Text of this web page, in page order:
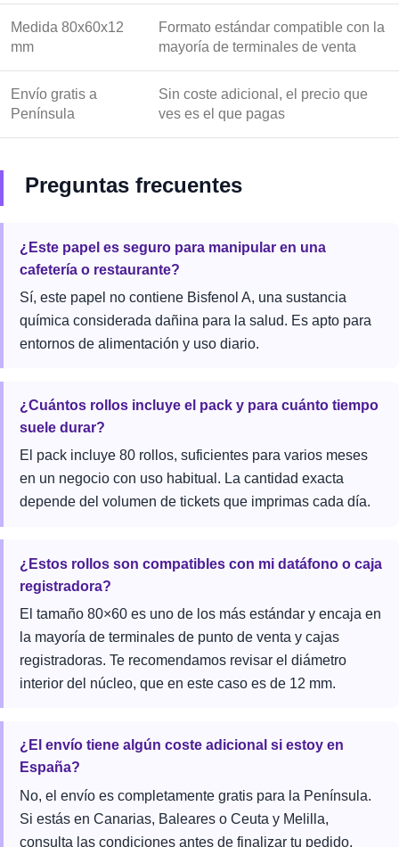
Medida 80x60x12
mm
Formato estándar compatible con la
mayoría de terminales de venta
Envío gratis a
Península
Sin coste adicional, el precio que
ves es el que pagas
Preguntas frecuentes
¿Este papel es seguro para manipular en una
cafetería o restaurante?
Sí, este papel no contiene Bisfenol A, una sustancia
química considerada dañina para la salud. Es apto para
entornos de alimentación y uso diario.
¿Cuántos rollos incluye el pack y para cuánto tiempo
suele durar?
El pack incluye 80 rollos, suficientes para varios meses
en un negocio con uso habitual. La cantidad exacta
depende del volumen de tickets que imprimas cada día.
¿Estos rollos son compatibles con mi datáfono o caja
registradora?
El tamaño 80×60 es uno de los más estándar y encaja en
la mayoría de terminales de punto de venta y cajas
registradoras. Te recomendamos revisar el diámetro
interior del núcleo, que en este caso es de 12 mm.
¿El envío tiene algún coste adicional si estoy en
España?
No, el envío es completamente gratis para la Península.
Si estás en Canarias, Baleares o Ceuta y Melilla,
consulta las condiciones antes de finalizar tu pedido.